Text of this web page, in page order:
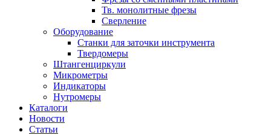
Тв. монолитные фрезы
Сверление
Оборудование
Станки для заточки инструмента
Твердомеры
Штангенциркули
Микрометры
Индикаторы
Нутромеры
Каталоги
Новости
Статьи